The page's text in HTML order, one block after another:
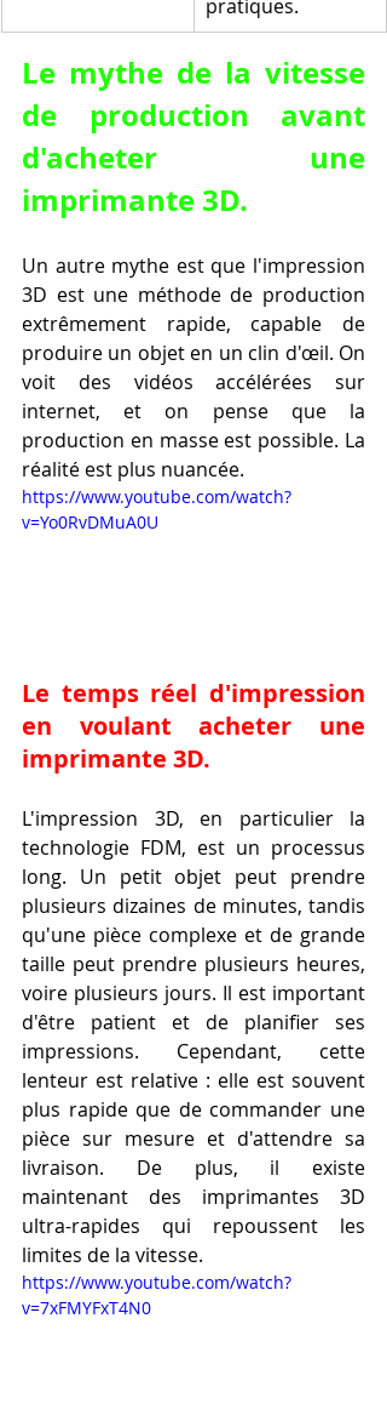
pratiques.
Le mythe de la vitesse
de production avant
d'acheter une
imprimante 3D.
Un autre mythe est que l'impression
3D est une méthode de production
extrêmement rapide, capable de
produire un objet en un clin d'œil. On
voit des vidéos accélérées sur
internet, et on pense que la
production en masse est possible. La
réalité est plus nuancée.
https://www.youtube.com/watch?
v=Yo0RvDMuA0U
Le temps réel d'impression
en voulant acheter une
imprimante 3D.
L'impression 3D, en particulier la
technologie FDM, est un processus
long. Un petit objet peut prendre
plusieurs dizaines de minutes, tandis
qu'une pièce complexe et de grande
taille peut prendre plusieurs heures,
voire plusieurs jours. Il est important
d'être patient et de planifier ses
impressions. Cependant, cette
lenteur est relative : elle est souvent
plus rapide que de commander une
pièce sur mesure et d'attendre sa
livraison. De plus, il existe
maintenant des imprimantes 3D
ultra-rapides qui repoussent les
limites de la vitesse.
https://www.youtube.com/watch?
v=7xFMYFxT4N0